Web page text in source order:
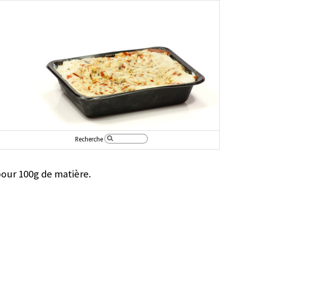
Recherche
100g de matière.